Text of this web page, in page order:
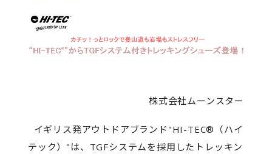
株式会社ムーンスター
イギリス発アウトドアブランド"HI-TEC®（ハイ
テック）"は、TGFシステムを採用したトレッキン